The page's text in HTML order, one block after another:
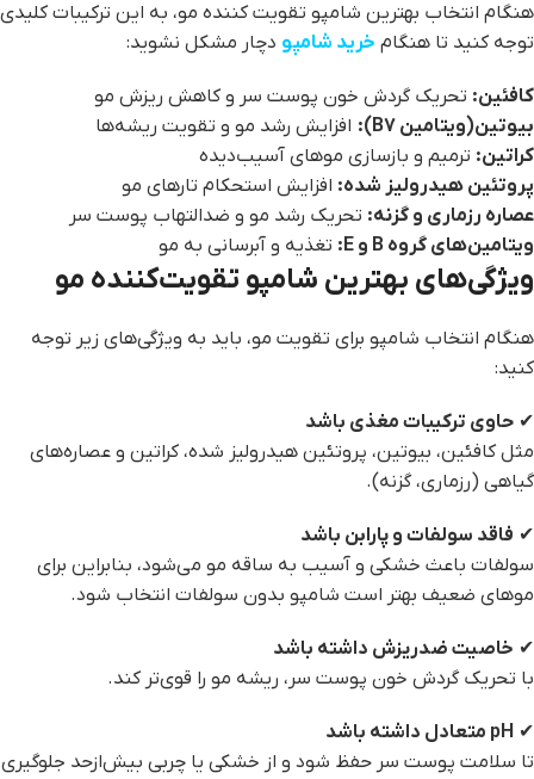
هنگام انتخاب بهترین شامپو تقویت کننده مو، به این ترکیبات کلیدی
توجه کنید تا هنگام خرید شامپو دچار مشکل نشوید:
کافئین: تحریک گردش خون پوست سر و کاهش ریزش مو
بیوتین(ویتامین
)
: افزایش رشد مو و تقویت ریشه‌ها
کراتین: ترمیم و بازسازی موهای آسیب‌دیده
پروتئین هیدرولیز شده: افزایش استحکام تارهای مو
عصاره رزماری و گزنه: تحریک رشد مو و ضدالتهاب پوست سر
ویتامین‌های گروه
و تغذیه و آبرسانی به مو
ویژگی‌های بهترین شامپو تقویت‌کننده مو
هنگام انتخاب شامپو برای تقویت مو، باید به ویژگی‌های زیر توجه
کنید:
✔ حاوی ترکیبات مغذی باشد
مثل کافئین، بیوتین، پروتئین هیدرولیز شده، کراتین و عصاره‌های
گیاهی (رزماری، گزنه).
✔ فاقد سولفات و پارابن باشد
سولفات باعث خشکی و آسیب به ساقه مو می‌شود، بنابراین برای
موهای ضعیف بهتر است شامپو بدون سولفات انتخاب شود.
✔ خاصیت ضدریزش داشته باشد
با تحریک گردش خون پوست سر، ریشه مو را قوی‌تر کند.
✔
pH متعادل داشته باشد
تا سلامت پوست سر حفظ شود و از خشکی یا چربی بیش‌ازحد جلوگیری